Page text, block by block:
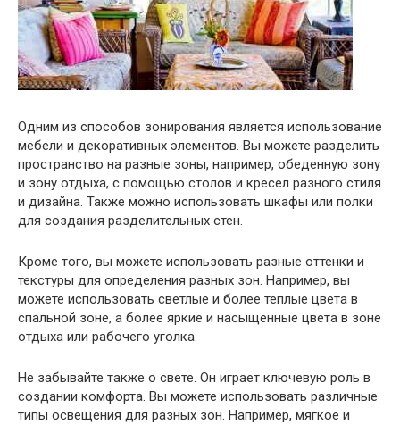
Одним из способов зонирования является использование
мебели и декоративных элементов. Вы можете разделить
пространство на разные зоны, например, обеденную зону
и зону отдыха, с помощью столов и кресел разного стиля
и дизайна. Также можно использовать шкафы или полки
для создания разделительных стен.
Кроме того, вы можете использовать разные оттенки и
текстуры для определения разных зон. Например, вы
можете использовать светлые и более теплые цвета в
спальной зоне, а более яркие и насыщенные цвета в зоне
отдыха или рабочего уголка.
Не забывайте также о свете. Он играет ключевую роль в
создании комфорта. Вы можете использовать различные
типы освещения для разных зон. Например, мягкое и